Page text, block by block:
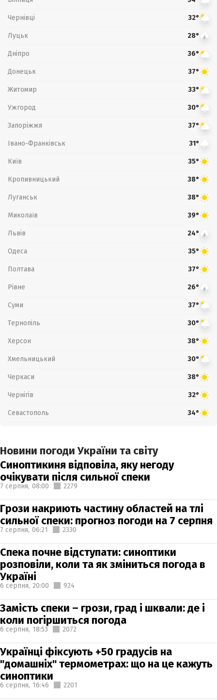
Чернівці 32°
Луцьк 28°
Дніпро 36°
Донецьк 37°
Житомир 33°
Ужгород 30°
Запоріжжя 37°
Івано-Франківськ 31°
Київ 35°
Кропивницький 38°
Луганськ 38°
Миколаїв 39°
Львів 24°
Одеса 35°
Полтава 37°
Рівне 26°
Суми 37°
Тернопіль 30°
Херсон 38°
Хмельницький 30°
Черкаси 38°
Чернігів 32°
Севастополь 34°
Новини погоди України та світу
Синоптикиня відповіла, яку негоду
очікувати після сильної спеки
7 серпня, 08:00 2279
Грози накриють частину областей на тлі
сильної спеки: прогноз погоди на 7 серпня
7 серпня, 06:21 2330
Спека почне відступати: синоптики
розповіли, коли та як зміниться погода в
Україні
6 серпня, 20:00 924
Замість спеки – грози, град і шквали: де і
коли погіршиться погода
6 серпня, 18:53 2072
Українці фіксують +50 градусів на
"домашніх" термометрах: що на це кажуть
синоптики
6 серпня, 16:46 2201